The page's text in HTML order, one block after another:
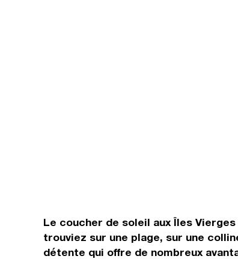
Le coucher de soleil aux Îles
trouviez sur une plage, sur une
détente qui offre de nombreux